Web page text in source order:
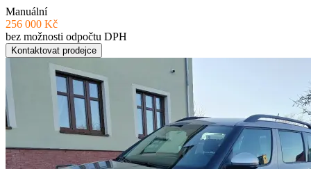
Manuální
256 000 Kč
bez možnosti odpočtu DPH
Kontaktovat prodejce